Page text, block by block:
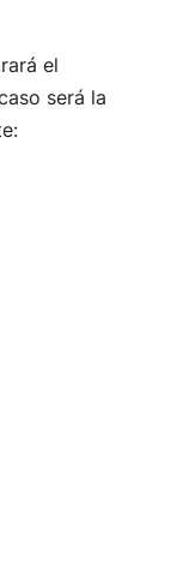
el
será la